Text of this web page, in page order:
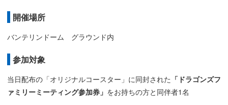
開催場所
バンテリンドーム グラウンド内
参加対象
当日配布の「オリジナルコースター」に同封された 「ドラゴンズフ
ァミリーミーティング参加券」 をお持ちの方と同伴者1名